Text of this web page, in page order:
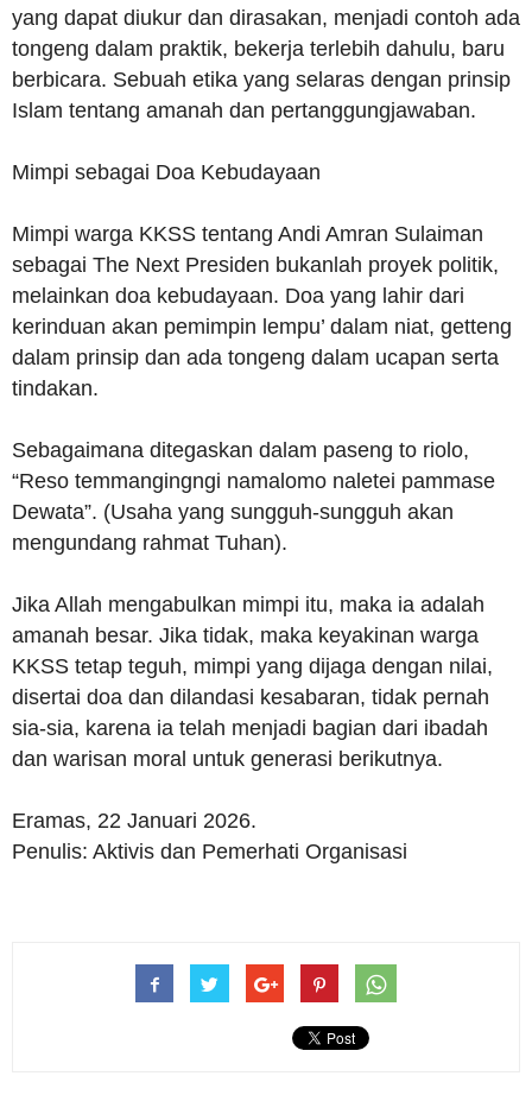
yang dapat diukur dan dirasakan, menjadi contoh ada
tongeng dalam praktik, bekerja terlebih dahulu, baru
berbicara. Sebuah etika yang selaras dengan prinsip
Islam tentang amanah dan pertanggungjawaban.
Mimpi sebagai Doa Kebudayaan
Mimpi warga KKSS tentang Andi Amran Sulaiman
sebagai The Next Presiden bukanlah proyek politik,
melainkan doa kebudayaan. Doa yang lahir dari
kerinduan akan pemimpin lempu’ dalam niat, getteng
dalam prinsip dan ada tongeng dalam ucapan serta
tindakan.
Sebagaimana ditegaskan dalam paseng to riolo,
“Reso temmangingngi namalomo naletei pammase
Dewata”. (Usaha yang sungguh-sungguh akan
mengundang rahmat Tuhan).
Jika Allah mengabulkan mimpi itu, maka ia adalah
amanah besar. Jika tidak, maka keyakinan warga
KKSS tetap teguh, mimpi yang dijaga dengan nilai,
disertai doa dan dilandasi kesabaran, tidak pernah
sia-sia, karena ia telah menjadi bagian dari ibadah
dan warisan moral untuk generasi berikutnya.
Eramas, 22 Januari 2026.
Penulis: Aktivis dan Pemerhati Organisasi